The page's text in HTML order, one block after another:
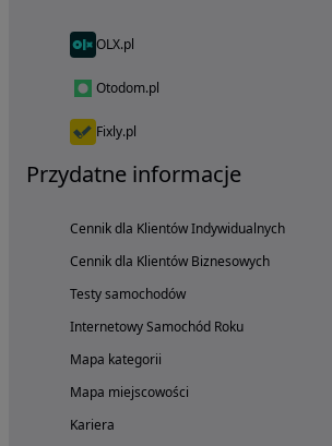
OLX.pl
Otodom.pl
Fixly.pl
Przydatne informacje
Cennik dla Klientów Indywidualnych
Cennik dla Klientów Biznesowych
Testy samochodów
Internetowy Samochód Roku
Mapa kategorii
Mapa miejscowości
Kariera